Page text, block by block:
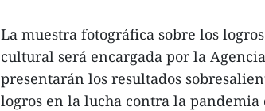
La muestra fotográfica sobre los
cultural será encargada por la
presentarán los resultados
logros en la lucha contra la pandemia